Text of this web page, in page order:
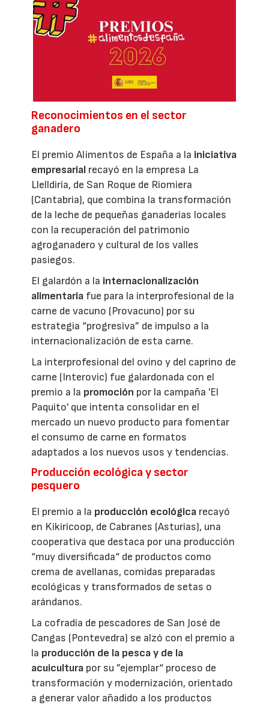
Reconocimientos en el sector
ganadero
El premio Alimentos de España a la iniciativa
empresarial recayó en la empresa La
Llelldiría, de San Roque de Riomiera
(Cantabria), que combina la transformación
de la leche de pequeñas ganaderías locales
con la recuperación del patrimonio
agroganadero y cultural de los valles
pasiegos.
El galardón a la internacionalización
alimentaria fue para la interprofesional de la
carne de vacuno (Provacuno) por su
estrategia “progresiva” de impulso a la
internacionalización de esta carne.
La interprofesional del ovino y del caprino de
carne (Interovic) fue galardonada con el
premio a la promoción por la campaña 'El
Paquito' que intenta consolidar en el
mercado un nuevo producto para fomentar
el consumo de carne en formatos
adaptados a los nuevos usos y tendencias.
Producción ecológica y sector
pesquero
El premio a la producción ecológica recayó
en Kikiricoop, de Cabranes (Asturias), una
cooperativa que destaca por una producción
“muy diversificada“ de productos como
crema de avellanas, comidas preparadas
ecológicas y transformados de setas o
arándanos.
La cofradía de pescadores de San José de
Cangas (Pontevedra) se alzó con el premio a
la producción de la pesca y de la
acuicultura por su ”ejemplar“ proceso de
transformación y modernización, orientado
a generar valor añadido a los productos